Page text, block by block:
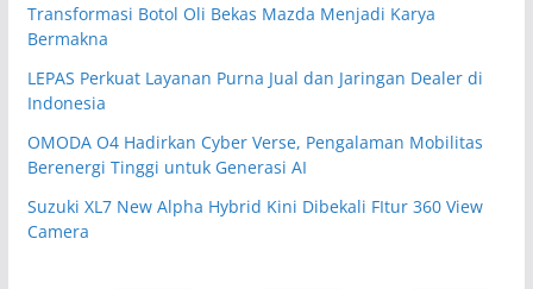
Transformasi Botol Oli Bekas Mazda Menjadi Karya
Bermakna
LEPAS Perkuat Layanan Purna Jual dan Jaringan Dealer di
Indonesia
OMODA O4 Hadirkan Cyber Verse, Pengalaman Mobilitas
Berenergi Tinggi untuk Generasi AI
Suzuki XL7 New Alpha Hybrid Kini Dibekali FItur 360 View
Camera